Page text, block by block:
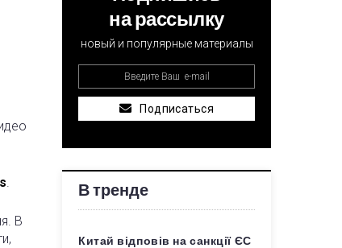
.
В
на рассылку
новый и популярные материалы
Подписаться
В тренде
Китай відповів на санкції ЄС